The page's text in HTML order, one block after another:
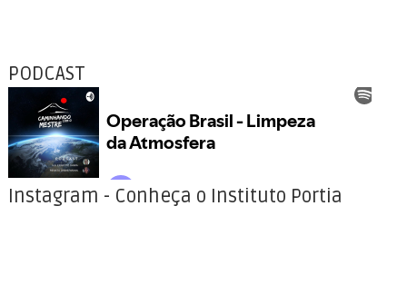
PODCAST
Instagram - Conheça o Instituto Portia